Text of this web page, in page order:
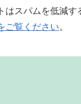
はスパムを低減す
ご覧ください。